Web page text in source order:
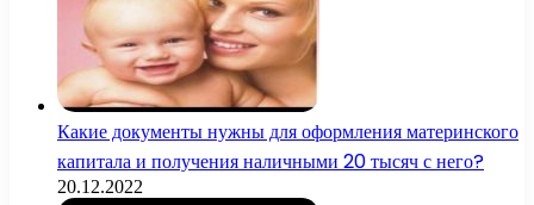
Какие документы нужны для оформления материнского
капитала и получения наличными 20 тысяч с него?
20.12.2022